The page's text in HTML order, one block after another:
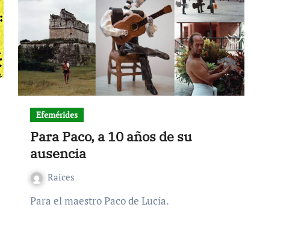
Efemérides
Para Paco, a 10 años de su
ausencia
Raices
Para el maestro Paco de Lucía.